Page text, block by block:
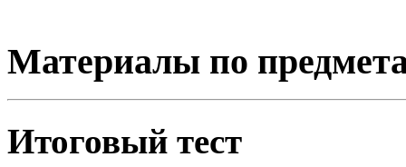
Материалы по
Итоговый тест